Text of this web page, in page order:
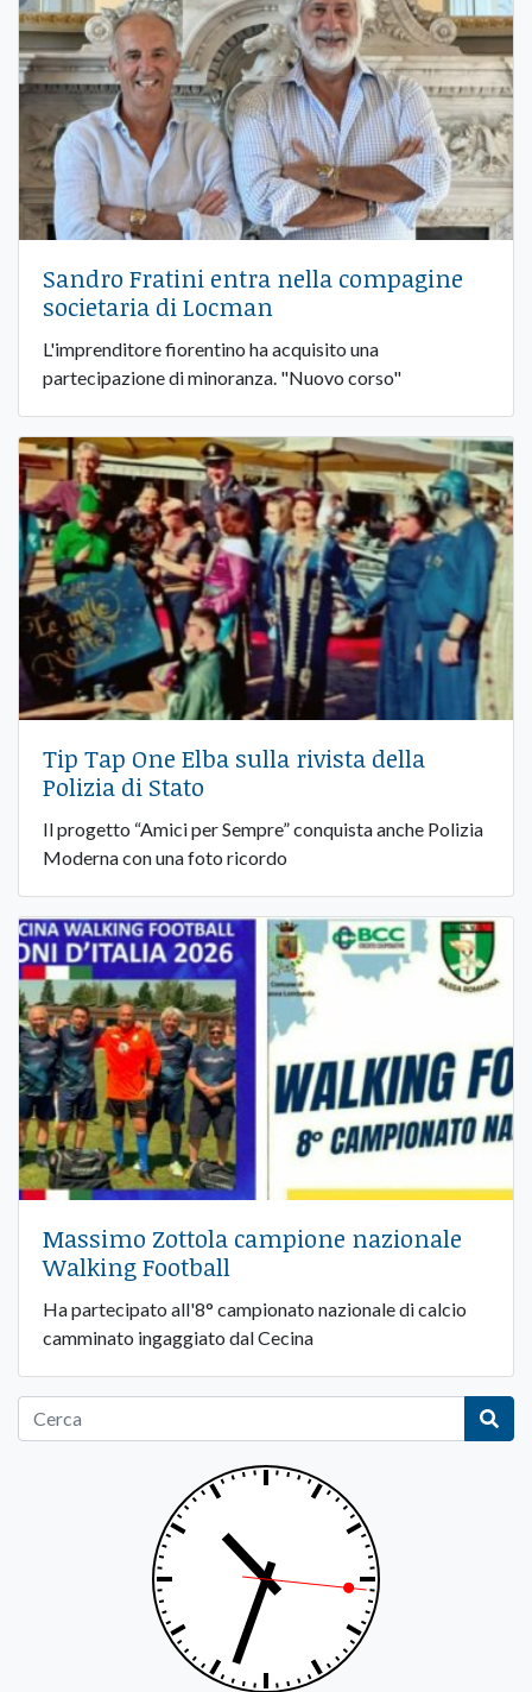
Sandro Fratini entra nella compagine
societaria di Locman
L'imprenditore fiorentino ha acquisito una
partecipazione di minoranza. "Nuovo corso"
Tip Tap One Elba sulla rivista della
Polizia di Stato
Il progetto “Amici per Sempre” conquista anche Polizia
Moderna con una foto ricordo
Massimo Zottola campione nazionale
Walking Football
Ha partecipato all'8° campionato nazionale di calcio
camminato ingaggiato dal Cecina